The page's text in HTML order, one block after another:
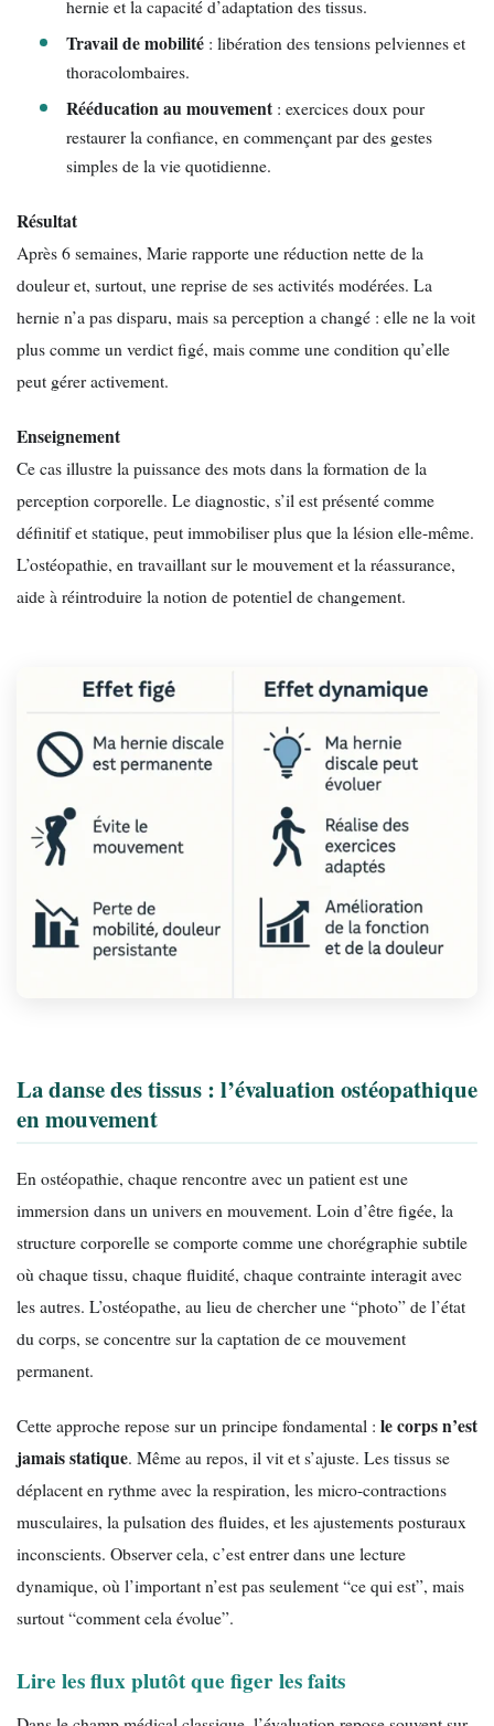
hernie et la capacité d’adaptation des tissus.
Travail de mobilité : libération des tensions pelviennes et
thoracolombaires.
Rééducation au mouvement : exercices doux pour
restaurer la confiance, en commençant par des gestes
simples de la vie quotidienne.
Résultat
Après 6 semaines, Marie rapporte une réduction nette de la
douleur et, surtout, une reprise de ses activités modérées. La
hernie n’a pas disparu, mais sa perception a changé : elle ne la voit
plus comme un verdict figé, mais comme une condition qu’elle
peut gérer activement.
Enseignement
Ce cas illustre la puissance des mots dans la formation de la
perception corporelle. Le diagnostic, s’il est présenté comme
définitif et statique, peut immobiliser plus que la lésion elle-même.
L’ostéopathie, en travaillant sur le mouvement et la réassurance,
aide à réintroduire la notion de potentiel de changement.
La danse des tissus : l’évaluation ostéopathique
en mouvement
En ostéopathie, chaque rencontre avec un patient est une
immersion dans un univers en mouvement. Loin d’être figée, la
structure corporelle se comporte comme une chorégraphie subtile
où chaque tissu, chaque fluidité, chaque contrainte interagit avec
les autres. L’ostéopathe, au lieu de chercher une “photo” de l’état
du corps, se concentre sur la captation de ce mouvement
permanent.
Cette approche repose sur un principe fondamental : le corps n’est
jamais statique. Même au repos, il vit et s’ajuste. Les tissus se
déplacent en rythme avec la respiration, les micro-contractions
musculaires, la pulsation des fluides, et les ajustements posturaux
inconscients. Observer cela, c’est entrer dans une lecture
dynamique, où l’important n’est pas seulement “ce qui est”, mais
surtout “comment cela évolue”.
Lire les flux plutôt que figer les faits